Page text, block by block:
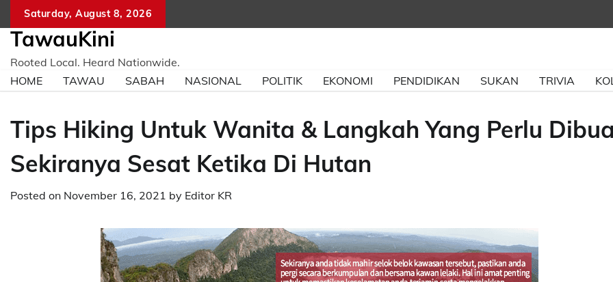
content
Saturday, August 8, 2026
TawauKini
Rooted Local. Heard Nationwide.
HOME
TAWAU SABAH NASIONAL POLITIK EKONOMI PENDIDIKAN SUKAN TRIVIA
Tips Hiking Untuk Wanita & Langkah Yang Perlu
Sekiranya Sesat Ketika Di Hutan
Posted on November 16, 2021 by Editor KR